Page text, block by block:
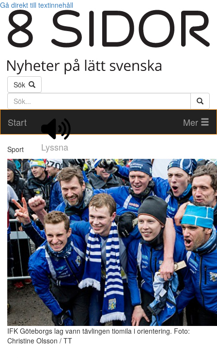
Gå direkt till textinnehåll
Sök
Söktext
Start
Lyssna
Mer
Sport
IFK Göteborgs lag vann tävlingen tiomila i orientering. Foto:
Christine Olsson / TT